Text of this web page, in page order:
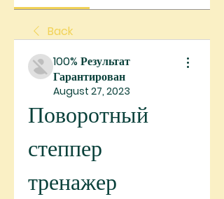
Back
100% Результат
Гарантирован
August 27, 2023
Поворотный
степпер
тренажер